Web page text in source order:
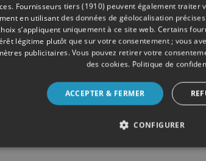
Fournisseurs tiers (1910) peuvent également traiter
en utilisant des données de géolocalisation
s’appliquent uniquement à ce site web. Certains
légitime plutôt que sur votre consentement ; vous
publicitaires. Vous pouvez retirer votre
des cookies. Politique de
ACCEPTER & FERMER
CONFIGURER